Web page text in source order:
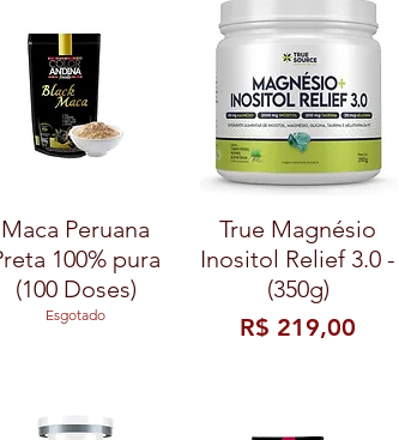
Maca Peruana
100% pura
(100 Doses)
Esgotado
True Magnésio
Inositol Relief 3.0 -
(350g)
Preço
R$ 219,00